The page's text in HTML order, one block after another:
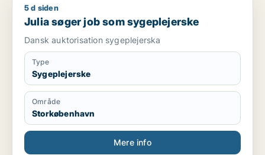
Julia søger job som sygeplejerske
5 d siden
Julia søger job som sygeplejerske
Dansk auktorisation sygeplejerska
Type
Sygeplejerske
Område
Storkøbenhavn
Mere info